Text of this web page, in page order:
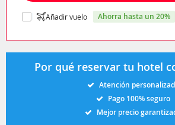
Añadir vuelo ahorra hasta un 20%
Por qué reservar tu hotel
Atención
Pago 100% seguro
Mejor precio